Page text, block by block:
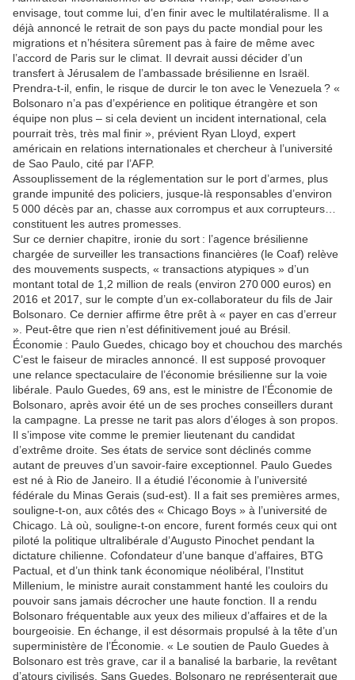
envisage, tout comme lui, d’en finir avec le multilatéralisme. Il a
déjà annoncé le retrait de son pays du pacte mondial pour les
migrations et n’hésitera sûrement pas à faire de même avec
l’accord de Paris sur le climat. Il devrait aussi décider d’un
transfert à Jérusalem de l’ambassade brésilienne en Israël.
Prendra-t-il, enfin, le risque de durcir le ton avec le Venezuela ? «
Bolsonaro n’a pas d’expérience en politique étrangère et son
équipe non plus – si cela devient un incident international, cela
pourrait très, très mal finir », prévient Ryan Lloyd, expert
américain en relations internationales et chercheur à l’université
de Sao Paulo, cité par l’AFP.
Assouplissement de la réglementation sur le port d’armes, plus
grande impunité des policiers, jusque-là responsables d’environ
5 000 décès par an, chasse aux corrompus et aux corrupteurs…
constituent les autres promesses.
Sur ce dernier chapitre, ironie du sort : l’agence brésilienne
chargée de surveiller les transactions financières (le Coaf) relève
des mouvements suspects, « transactions atypiques » d’un
montant total de 1,2 million de reals (environ 270 000 euros) en
2016 et 2017, sur le compte d’un ex-collaborateur du fils de Jair
Bolsonaro. Ce dernier affirme être prêt à « payer en cas d’erreur
». Peut-être que rien n’est définitivement joué au Brésil.
Économie : Paulo Guedes, chicago boy et chouchou des marchés
C’est le faiseur de miracles annoncé. Il est supposé provoquer
une relance spectaculaire de l’économie brésilienne sur la voie
libérale. Paulo Guedes, 69 ans, est le ministre de l’Économie de
Bolsonaro, après avoir été un de ses proches conseillers durant
la campagne. La presse ne tarit pas alors d’éloges à son propos.
Il s’impose vite comme le premier lieutenant du candidat
d’extrême droite. Ses états de service sont déclinés comme
autant de preuves d’un savoir-faire exceptionnel. Paulo Guedes
est né à Rio de Janeiro. Il a étudié l’économie à l’université
fédérale du Minas Gerais (sud-est). Il a fait ses premières armes,
souligne-t-on, aux côtés des « Chicago Boys » à l’université de
Chicago. Là où, souligne-t-on encore, furent formés ceux qui ont
piloté la politique ultralibérale d’Augusto Pinochet pendant la
dictature chilienne. Cofondateur d’une banque d’affaires, BTG
Pactual, et d’un think tank économique néolibéral, l’Institut
Millenium, le ministre aurait constamment hanté les couloirs du
pouvoir sans jamais décrocher une haute fonction. Il a rendu
Bolsonaro fréquentable aux yeux des milieux d’affaires et de la
bourgeoisie. En échange, il est désormais propulsé à la tête d’un
superministère de l’Économie. « Le soutien de Paulo Guedes à
Bolsonaro est très grave, car il a banalisé la barbarie, la revêtant
d’atours civilisés. Sans Guedes, Bolsonaro ne représenterait que